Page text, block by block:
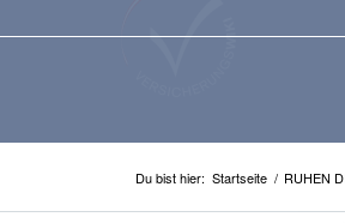
Du bist hier: Startseite / RUHEN